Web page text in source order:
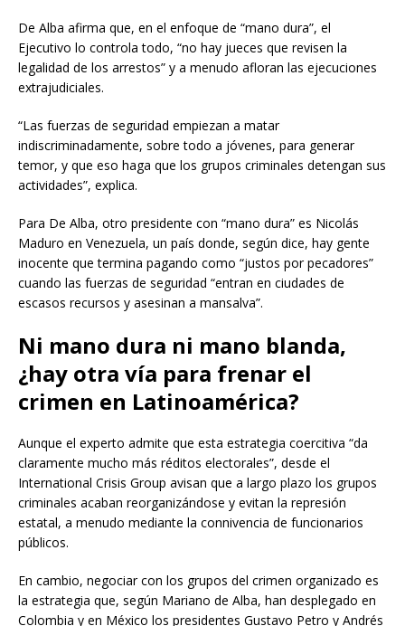
De Alba afirma que, en el enfoque de “mano dura”, el
Ejecutivo lo controla todo, “no hay jueces que revisen la
legalidad de los arrestos” y a menudo afloran las ejecuciones
extrajudiciales.
“Las fuerzas de seguridad empiezan a matar
indiscriminadamente, sobre todo a jóvenes, para generar
temor, y que eso haga que los grupos criminales detengan sus
actividades”, explica.
Para De Alba, otro presidente con “mano dura” es Nicolás
Maduro en Venezuela, un país donde, según dice, hay gente
inocente que termina pagando como “justos por pecadores”
cuando las fuerzas de seguridad “entran en ciudades de
escasos recursos y asesinan a mansalva”.
Ni mano dura ni mano blanda,
¿hay otra vía para frenar el
crimen en Latinoamérica?
Aunque el experto admite que esta estrategia coercitiva “da
claramente mucho más réditos electorales”, desde el
International Crisis Group avisan que a largo plazo los grupos
criminales acaban reorganizándose y evitan la represión
estatal, a menudo mediante la connivencia de funcionarios
públicos.
En cambio, negociar con los grupos del crimen organizado es
la estrategia que, según Mariano de Alba, han desplegado en
Colombia y en México los presidentes Gustavo Petro y Andrés